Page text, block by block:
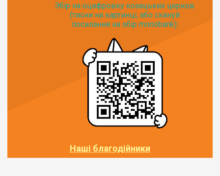
Збір на оцифровку козацьких церков
(тисни на картинці, або скануй
посилання на збір monobank):
Наші благодійники